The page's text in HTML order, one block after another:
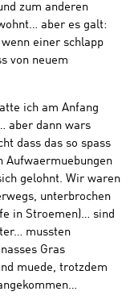
zum anderen
aber es galt:
wenn einer schlapp
von neuem
ich am Anfang
aber dann wars
dass das so spass
gelohnt. Wir waren
unterbrochen
in Stroemen)… sind
mussten
Gras
muede, trotzdem